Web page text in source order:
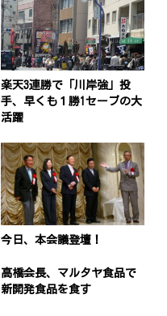
楽天3連勝で「川岸強」投
手、早くも１勝1セーブの大
活躍
今日、本会議登壇！
高橋会長、マルタヤ食品で
新開発食品を食す